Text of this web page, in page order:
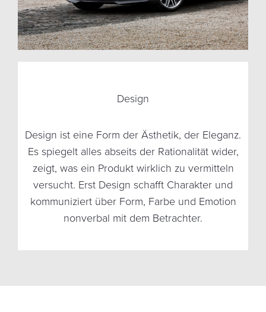
Design
Design ist eine Form der Ästhetik, der Eleganz.
Es spiegelt alles abseits der Rationalität wider,
zeigt, was ein Produkt wirklich zu vermitteln
versucht. Erst Design schafft Charakter und
kommuniziert über Form, Farbe und Emotion
nonverbal mit dem Betrachter.
Jedes Produkt hat eine Funktion. Oft sind es
komplexe technische Prozesse, die eine
Aufgabe erfüllen. Wenn der gewünschte
Zweck zuverlässig und mit scheinbarer
Leichtigkeit erfüllt wird, funktioniert Funktion.
Die Grenze zwischen Luxus und Normalität
läuft immer entlang der Qualität. Erst mit der
kompromisslosen Verarbeitung von
Funktionalität und Design lässt sich diese
Grenze überschreiten.